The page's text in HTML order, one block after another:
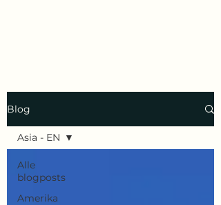
Blog
Alle
blogposts
Amerika
Asia - EN